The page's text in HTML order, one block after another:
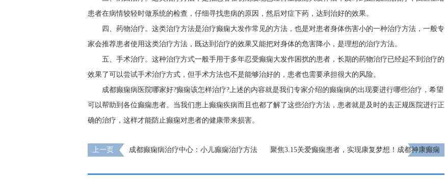
患者在病情较轻时做系统的检查，仔细寻找患病的原因，然后对症下药，达到治好的效果。
四、药物治疗。这类治疗方法是治疗癫痫大发作常见的方法，也是对患者身体伤害小的一种治疗方法，一般专
家会推荐患者使用这类治疗方法，既达到治疗的效果又能把对身体的危害降小，是理想的治疗方法。
五、手术治疗。这种治疗方式一般手用于多年忍受癫痫大发作困扰的患者，长期的药物治疗已经起不到治疗的
效果了可以尝试手术治疗方式，但手术方法也不是能够治好的，患者也需要承担很大的风险。
成都癫痫病医院哪家好?癫痫该怎样治疗?上述的内容就是我们专家介绍的癫痫病的出现要进行哪些治疗，希望
可以帮助到各位癫痫患者。当我们患上癫痫疾病而且也都了解了这些治疗方法，患者就是及时的去正规医院进行正
确的治疗，这样才能防止癫痫对患者的健康带来损害。
上一页 成都癫痫病治疗中心：小儿癫痫治疗方法
聚焦3.15关爱癫痫患者，实现康复梦想！成都神康癫痫